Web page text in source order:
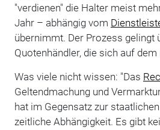
"verdienen" die Halter meist
Jahr – abhängig vom
übernimmt. Der Prozess gelingt
Quotenhändler, die sich auf
Was viele nicht wissen: "Das
Geltendmachung und
hat im Gegensatz zur
zeitliche Abhängigkeit. Es gibt